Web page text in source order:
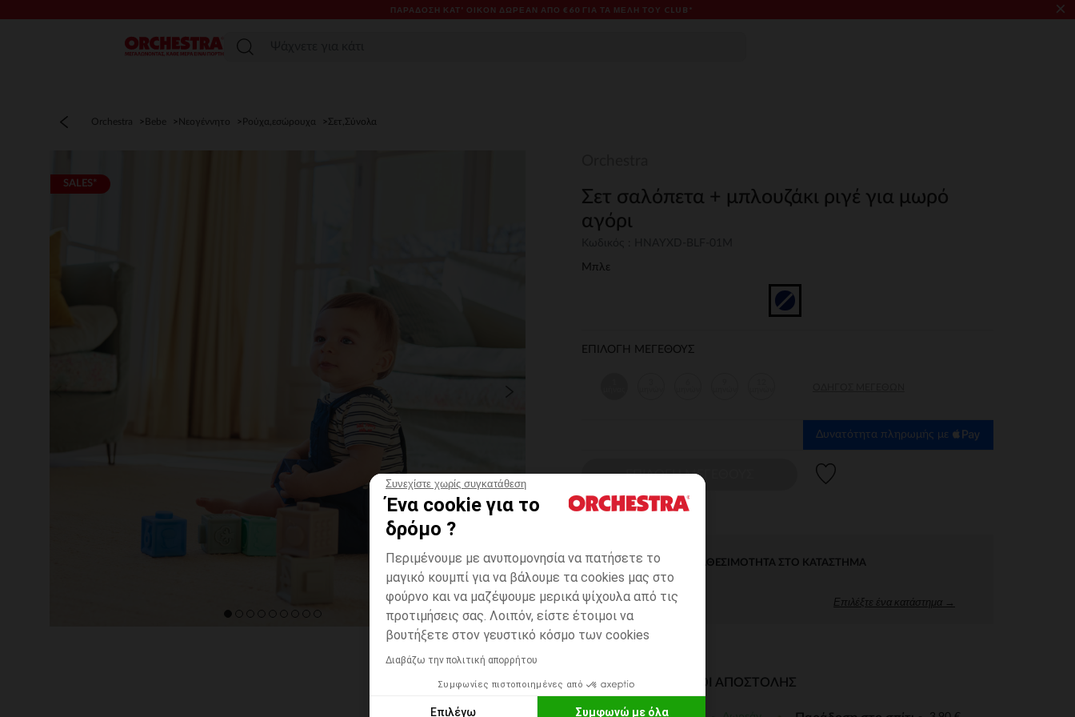
Συνεχίστε χωρίς συγκατάθεση
Ένα cookie για το
δρόμο ?
Περιμένουμε με ανυπομονησία να πατήσετε το
μαγικό κουμπί για να βάλουμε τα cookies μας στο
φούρνο και να μαζέψουμε μερικά ψίχουλα από τις
προτιμήσεις σας. Λοιπόν, είστε έτοιμοι να
βουτήξετε στον γευστικό κόσμο των cookies
Διαβάζω την πολιτική απορρήτου
Συμφωνίες πιστοποιημένες από
Επιλέγω Συμφωνώ με όλα
ΠΑΡΆΔΟΣΗ ΚΑΤ' ΟΊΚΟΝ ΔΩΡΕΑΝ ΑΠΌ €60 ΓΙΑ ΤΑ ΜΈΛΗ ΤΟΥ CLUB* ×
Μενού
Orchestra Bebe Νεογέννητο Ρούχα,εσώρουχα Σετ,Σύνολα
SALES*
Σετ σαλόπετα + μπλουζάκι ριγέ για μωρό
αγόρι
Μπλε
ΕΠΙΛΟΓΗ ΜΕΓΕΘΟΥΣ
Δυνατότητα πληρωμής με
ΕΠΙΛΟΓΗ ΜΕΓΕΘΟΥΣ
ΆΜΕΣΗ ΔΙΑΘΕΣΙΜΌΤΗΤΑ ΣΤΟ ΚΑΤΆΣΤΗΜΑ
Επιλέξτε ένα κατάστημα →
ΔΙΑΘΈΣΙΜΟΙ ΤΡΌΠΟΙ ΑΠΟΣΤΟΛΉΣ